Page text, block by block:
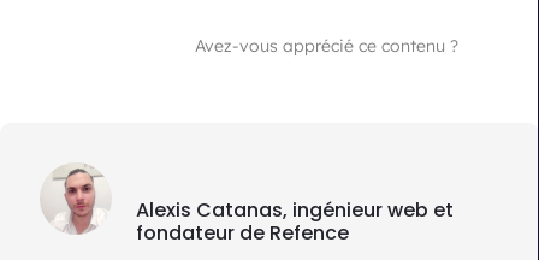
Avez-vous apprécié ce contenu ?
Alexis Catanas, ingénieur web et
fondateur de Refence